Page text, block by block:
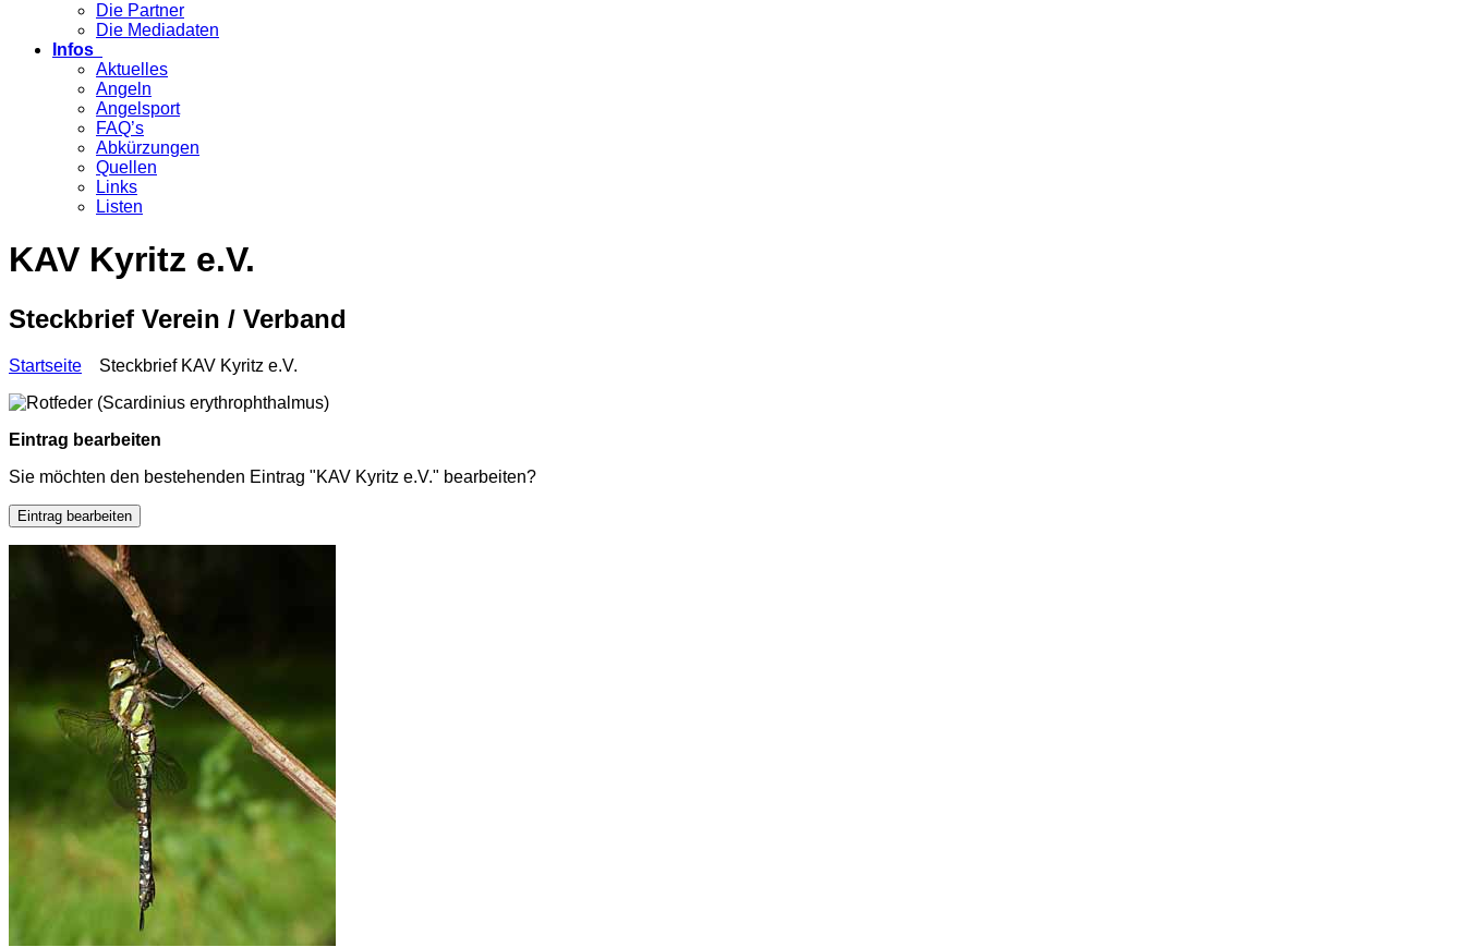
Die Partner
Die Mediadaten
Infos
Aktuelles
Angeln
Angelsport
FAQ’s
Abkürzungen
Quellen
Links
Listen
KAV Kyritz e.V.
Steckbrief Verein / Verband
Startseite Steckbrief KAV Kyritz e.V.
Eintrag bearbeiten
Sie möchten den bestehenden Eintrag "KAV Kyritz e.V." bearbeiten?
Eintrag bearbeiten